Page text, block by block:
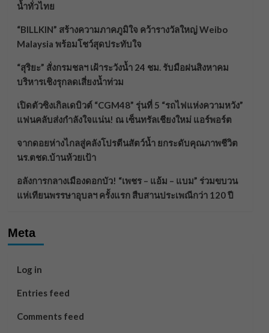
น้ำทั่วไทย
“BILLKIN” สร้างความภาคภูมิใจ คว้ารางวัลใหญ่ Weibo
Malaysia พร้อมโชว์สุดประทับใจ
“สุริยะ” สั่งกรมชลฯ เฝ้าระวังน้ำ 24 ชม. รับมือฝนสิงหาคม
บริหารเชิงรุกลดเสี่ยงน้ำท่วม
เปิดตัวซิงเกิลเดบิวต์ “CGM48” รุ่นที่ 5 “รถไฟแห่งความหวัง”
แฟนคลับส่งกำลังใจแน่น! ณ เซ็นทรัลเชียงใหม่ แอร์พอร์ต
จากดอยห่างไกลสู่คลังโปรตีนสัตว์น้ำ ยกระดับคุณภาพชีวิต
นร.ตชด.บ้านห้วยเป้า
อลังการกลางเมืองดอกบัว! “เพชร – แอ้ม – แบม” ร่วมขบวน
แห่เทียนพรรษาอุบลฯ ครั้งแรก สืบสานประเพณีกว่า 120 ปี
Meta
Log in
Entries feed
Comments feed